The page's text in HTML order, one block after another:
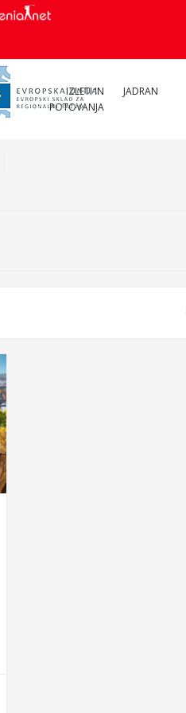
JADRAN
IZLETI IN
POTOVANJA